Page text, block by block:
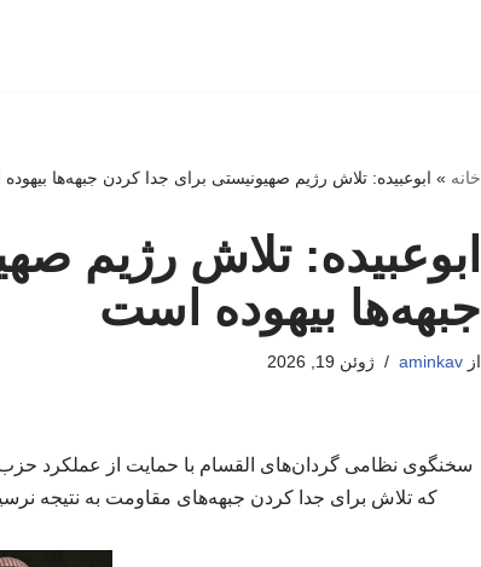
خانه » ابوعبیده: تلاش رژیم صهیونیستی برای جدا کردن جبهه‌ها
ابوعبیده: تلاش رژیم
جبهه‌ها بیهوده است
ازaminkav ژوئن 19, 2026
سخنگوی نظامی گردان‌های القسام با حمایت از عملکرد
که تلاش برای جدا کردن جبهه‌های مقاومت به نتیجه